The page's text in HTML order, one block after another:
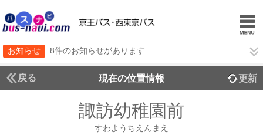
お知らせ 8件のお知らせがあります
戻る 現在の位置情報 更新
諏訪幼稚園前
すわようちえんまえ